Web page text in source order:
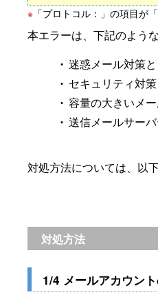
※ 「プロトコル：」の項目が
本エラーは、下記のよう
迷惑メール対策
セキュリティ対
容量の大きいメ
送信メールサー
対処方法については、以
対処方法
1/4 メールアカウン